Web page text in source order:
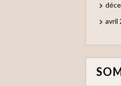
avril